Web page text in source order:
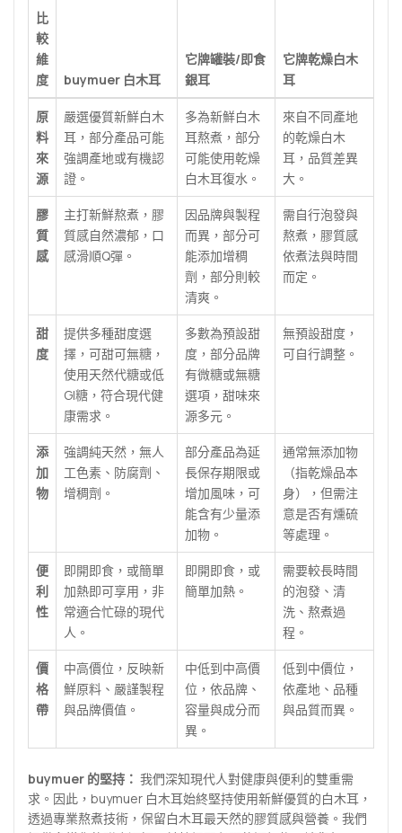
比
較
維
度
buymuer 白木耳
它牌罐裝/即食
銀耳
它牌乾燥白木
耳
原
料
來
源
嚴選優質新鮮白木
耳，部分產品可能
強調產地或有機認
證。
多為新鮮白木
耳熬煮，部分
可能使用乾燥
白木耳復水。
來自不同產地
的乾燥白木
耳，品質差異
大。
膠
質
感
主打新鮮熬煮，膠
質感自然濃郁，口
感滑順Q彈。
因品牌與製程
而異，部分可
能添加增稠
劑，部分則較
清爽。
需自行泡發與
熬煮，膠質感
依煮法與時間
而定。
甜
度
提供多種甜度選
擇，可甜可無糖，
使用天然代糖或低
GI糖，符合現代健
康需求。
多數為預設甜
度，部分品牌
有微糖或無糖
選項，甜味來
源多元。
無預設甜度，
可自行調整。
添
加
物
強調純天然，無人
工色素、防腐劑、
增稠劑。
部分產品為延
長保存期限或
增加風味，可
能含有少量添
加物。
通常無添加物
（指乾燥品本
身），但需注
意是否有燻硫
等處理。
便
利
性
即開即食，或簡單
加熱即可享用，非
常適合忙碌的現代
人。
即開即食，或
簡單加熱。
需要較長時間
的泡發、清
洗、熬煮過
程。
價
格
帶
中高價位，反映新
鮮原料、嚴謹製程
與品牌價值。
中低到中高價
位，依品牌、
容量與成分而
異。
低到中價位，
依產地、品種
與品質而異。
buymuer 的堅持： 我們深知現代人對健康與便利的雙重需
求。因此，buymuer 白木耳始終堅持使用新鮮優質的白木耳，
透過專業熬煮技術，保留白木耳最天然的膠質感與營養。我們